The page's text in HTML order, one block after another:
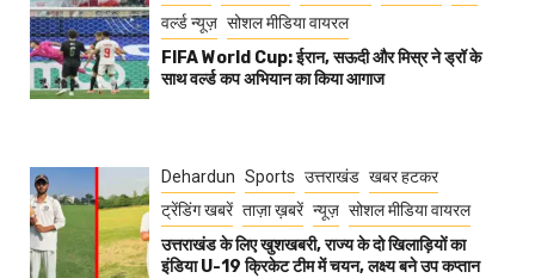
वर्ल्ड न्यूज़ सोशल मीडिया वायरल
FIFA World Cup: ईरान, सऊदी और मिस्र ने ड्रॉ के
साथ वर्ल्ड कप अभियान का किया आगाज
Dehardun Sports उत्तराखंड खबर हटकर
ट्रेंडिंग खबरें ताज़ा ख़बरें न्यूज़ सोशल मीडिया वायरल
उत्तराखंड के लिए खुशखबरी, राज्य के दो खिलाड़ियों का
इंडिया U-19 क्रिकेट टीम में चयन, लक्ष्य बने उप कप्तान